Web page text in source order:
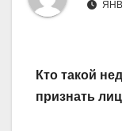
ЯНВ
Кто такой
признать